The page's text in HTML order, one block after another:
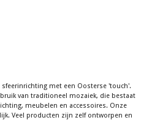
met een Oosterse 'touch'.
van traditioneel mozaiek, die bestaat
meubelen en accessoires. Onze
Veel producten zijn zelf ontworpen en